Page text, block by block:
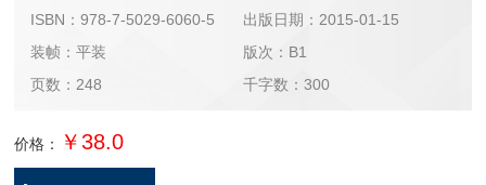
ISBN：978-7-5029-6060-5
出版日期：2015-01-15
装帧：平装
版次：B1
页数：248
千字数：300
价格： ￥38.0